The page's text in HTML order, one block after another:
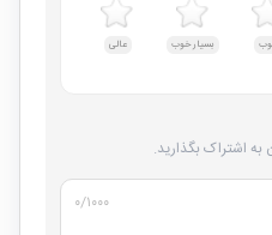
بسیار خوب عالی
به اشتراک بگذارید.
۰/۱۰۰۰